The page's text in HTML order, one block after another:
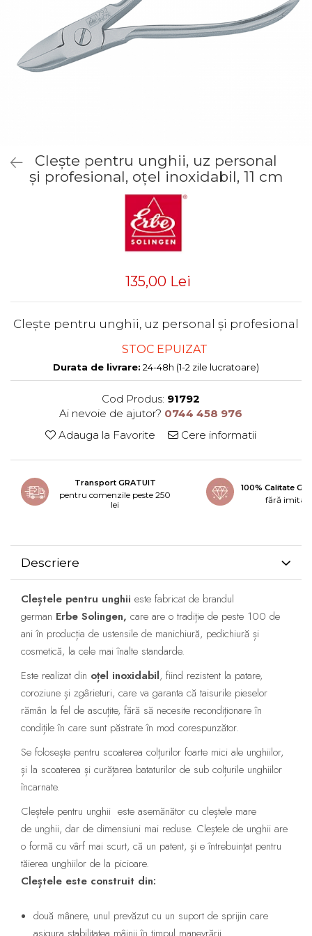
Truse manichiură bărbați
Truse manichiură-pedichiură
Clește pentru unghii, uz personal
și profesional, oțel inoxidabil, 11 cm
135,00 Lei
Clește pentru unghii, uz personal și profesional
STOC EPUIZAT
Durata de livrare: 24-48h (1-2 zile lucratoare)
Cod Produs: 91792
Ai nevoie de ajutor? 0744 458 976
Adauga la Favorite
Cere informatii
Transport GRATUIT
pentru comenzile peste 250
lei
100% Calitate
fără imitații
Descriere
Cleștele pentru unghii este fabricat de brandul
german Erbe Solingen, care are o tradiție de peste 100 de
ani în producția de ustensile de manichiură, pedichiură și
cosmetică, la cele mai înalte standarde.
Este realizat din oțel inoxidabil, fiind rezistent la patare,
coroziune și zgârieturi, care va garanta că taisurile pieselor
rămân la fel de ascuțite, fără să necesite recondiționare în
condițile în care sunt păstrate în mod corespunzător.
Se folosește pentru scoaterea colțurilor foarte mici ale unghiilor,
și la scoaterea și curățarea bataturilor de sub colțurile unghiilor
încarnate.
Cleștele pentru unghii este asemănător cu cleștele mare
de unghii, dar de dimensiuni mai reduse. Cleștele de unghii are
o formă cu vârf mai scurt, că un patent, și e întrebuințat pentru
tăierea unghiilor de la picioare.
Cleștele este construit din:
două mânere, unul prevăzut cu un suport de sprijin care